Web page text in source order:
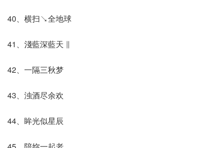
40、横扫↘全地球
41、淺藍深藍天 ∥
42、一隔三秋梦
43、浊酒尽余欢
44、眸光似星辰